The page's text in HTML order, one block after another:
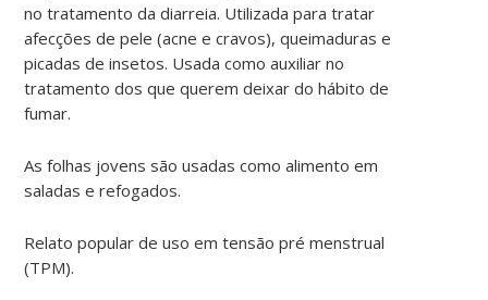
no tratamento da diarreia. Utilizada para tratar
afecções de pele (acne e cravos), queimaduras e
picadas de insetos. Usada como auxiliar no
tratamento dos que querem deixar do hábito de
fumar.
As folhas jovens são usadas como alimento em
saladas e refogados.
Relato popular de uso em tensão pré menstrual
(TPM).